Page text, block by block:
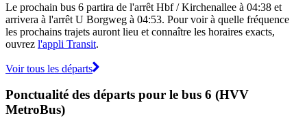
Le prochain bus 6 partira de l'arrêt Hbf / Kirchenallee à 04:38 et
arrivera à l'arrêt U Borgweg à 04:53. Pour voir à quelle fréquence
les prochains trajets auront lieu et connaître les horaires exacts,
ouvrez l'appli Transit.
Voir tous les départs
Ponctualité des départs pour le bus 6 (HVV
MetroBus)